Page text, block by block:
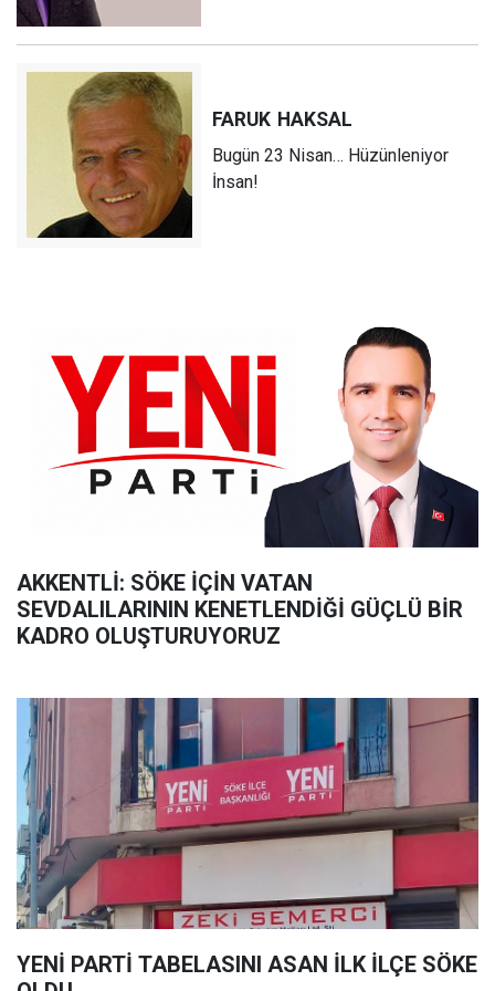
FARUK HAKSAL
Bugün 23 Nisan… Hüzünleniyor
İnsan!
AKKENTLİ: SÖKE İÇİN VATAN
SEVDALILARININ KENETLENDİĞİ GÜÇLÜ BİR
KADRO OLUŞTURUYORUZ
YENİ PARTİ TABELASINI ASAN İLK İLÇE SÖKE